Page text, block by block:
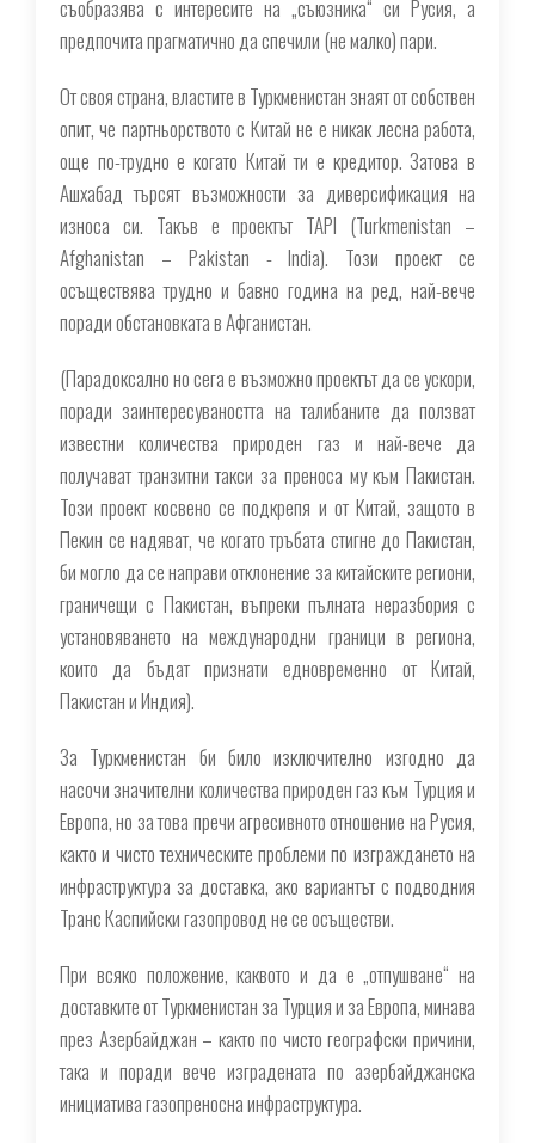
съобразява с интересите на „съюзника“ си Русия, а
предпочита прагматично да спечили (не малко) пари.
От своя страна, властите в Туркменистан знаят от собствен
опит, че партньорството с Китай не е никак лесна работа,
още по-трудно е когато Китай ти е кредитор. Затова в
Ашхабад търсят възможности за диверсификация на
износа си. Такъв е проектът TAPI (Turkmenistan –
Afghanistan – Pakistan - India). Този проект се
осъществява трудно и бавно година на ред, най-вече
поради обстановката в Афганистан.
(Парадоксално но сега е възможно проектът да се ускори,
поради заинтересуваността на талибаните да ползват
известни количества природен газ и най-вече да
получават транзитни такси за преноса му към Пакистан.
Този проект косвено се подкрепя и от Китай, защото в
Пекин се надяват, че когато тръбата стигне до Пакистан,
би могло да се направи отклонение за китайските региони,
граничещи с Пакистан, въпреки пълната неразбория с
установяването на международни граници в региона,
които да бъдат признати едновременно от Китай,
Пакистан и Индия).
За Туркменистан би било изключително изгодно да
насочи значителни количества природен газ към Турция и
Европа, но за това пречи агресивното отношение на Русия,
както и чисто техническите проблеми по изграждането на
инфраструктура за доставка, ако вариантът с подводния
Транс Каспийски газопровод не се осъществи.
При всяко положение, каквото и да е „отпушване“ на
доставките от Туркменистан за Турция и за Европа, минава
през Азербайджан – както по чисто географски причини,
така и поради вече изградената по азербайджанска
инициатива газопреносна инфраструктура.